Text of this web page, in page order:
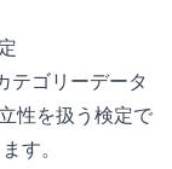
ゴリーデータ
性を扱う検定で
す。